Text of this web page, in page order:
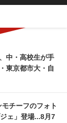
中・高校生が手
東京都市大・自
チーフのフォト
ェ」登場...8月7